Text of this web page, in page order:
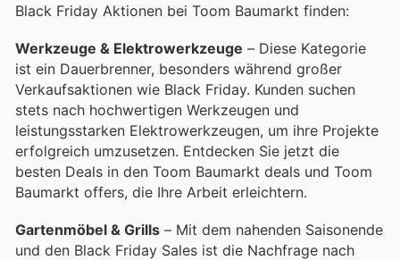
Black Friday Aktionen bei Toom Baumarkt finden:
Werkzeuge & Elektrowerkzeuge – Diese Kategorie
ist ein Dauerbrenner, besonders während großer
Verkaufsaktionen wie Black Friday. Kunden suchen
stets nach hochwertigen Werkzeugen und
leistungsstarken Elektrowerkzeugen, um ihre Projekte
erfolgreich umzusetzen. Entdecken Sie jetzt die
besten Deals in den Toom Baumarkt deals und Toom
Baumarkt offers, die Ihre Arbeit erleichtern.
Gartenmöbel & Grills – Mit dem nahenden Saisonende
und den Black Friday Sales ist die Nachfrage nach